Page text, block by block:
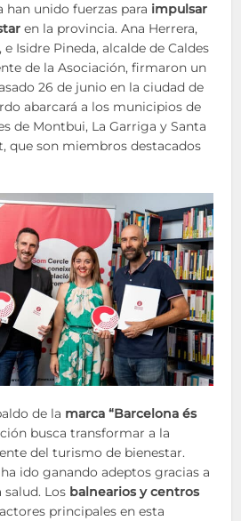
han unido fuerzas para impulsar
en la provincia. Ana Herrera,
Isidre Pineda, alcalde de Caldes
de la Asociación, firmaron un
26 de junio en la ciudad de
abarcará a los municipios de
de Montbui, La Garriga y Santa
que son miembros destacados
de la marca “Barcelona és
busca transformar a la
del turismo de bienestar.
ido ganando adeptos gracias a
salud. Los balnearios y centros
principales en esta